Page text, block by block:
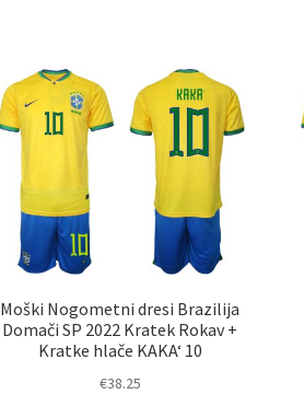
različic.
Možnosti
lahko
izberete
na
strani
izdelka
Moški Nogometni dresi Brazilija
Domači SP 2022 Kratek Rokav +
Kratke hlače KAKA‘ 10
€38.25